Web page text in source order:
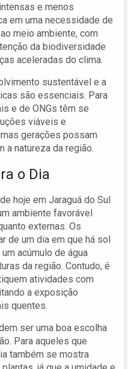
e menos
em uma necessidade de
meio ambiente, com
da biodiversidade
aceleradas do clima.
sustentável e a
são essenciais. Para
e de ONGs têm se
viáveis e
gerações possam
a natureza da região.
o Dia
hoje em Jaraguá do Sul
ambiente favorável
externas. Os
de um dia em que há sol
acúmulo de água
da região. Contudo, é
atividades com
a exposição
quentes.
ser uma boa escolha
Para aqueles que
também se mostra